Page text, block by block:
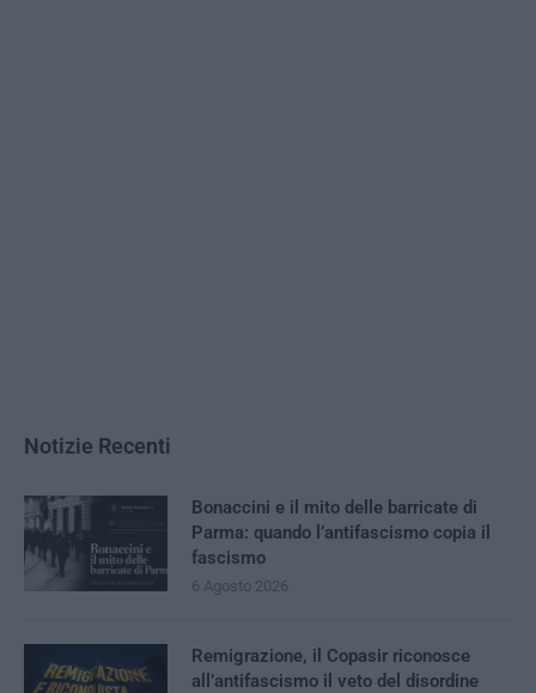
Notizie Recenti
Bonaccini e il mito delle barricate di
Parma: quando l’antifascismo copia il
fascismo
6 Agosto 2026
Remigrazione, il Copasir riconosce
all’antifascismo il veto del disordine